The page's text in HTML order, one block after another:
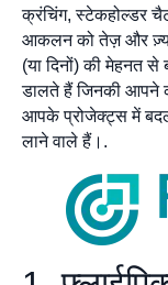
क्रंचिंग, स्टेकहोल्डर
आकलन को तेज़ और
(या दिनों) की मेहनत
डालते हैं जिनकी आपने
आपके प्रोजेक्ट्स में
लाने वाले हैं।.